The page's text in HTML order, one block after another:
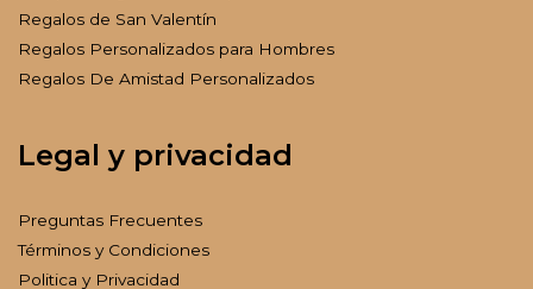
Regalos de San Valentín
Regalos Personalizados para Hombres
Regalos De Amistad Personalizados
Legal y privacidad
Preguntas Frecuentes
Términos y Condiciones
Politica y Privacidad